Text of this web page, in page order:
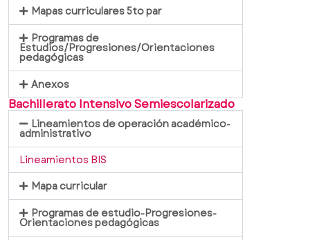
Mapas curriculares 5to par
Programas de
Estudios/Progresiones/Orientaciones
pedagógicas
Anexos
Bachillerato Intensivo Semiescolarizado
Lineamientos de operación académico-
administrativo
Lineamientos BIS
Mapa curricular
Programas de estudio-Progresiones-
Orientaciones pedagógicas